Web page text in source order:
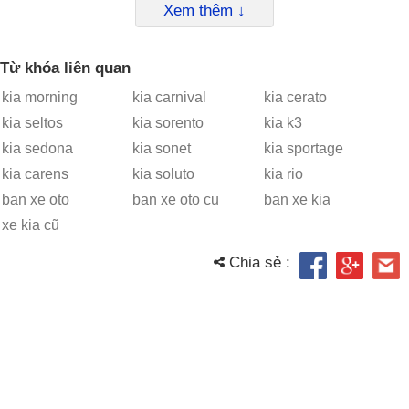
nhất bao gồm các mẫu xe chi tiết như sau:
Phiên bản
(VND)
Kia New Morning MT
325.000.000
439.000.000
Lắp
Xem thêm ↓
Từ khóa liên quan
kia morning kia carnival
kia cerato
kia seltos
kia sorento
kia k3
kia sedona
kia sonet
kia sportage
kia carens
kia soluto
kia rio
ban xe oto
ban xe oto cu
ban xe kia
xe kia cũ
Chia sẻ :